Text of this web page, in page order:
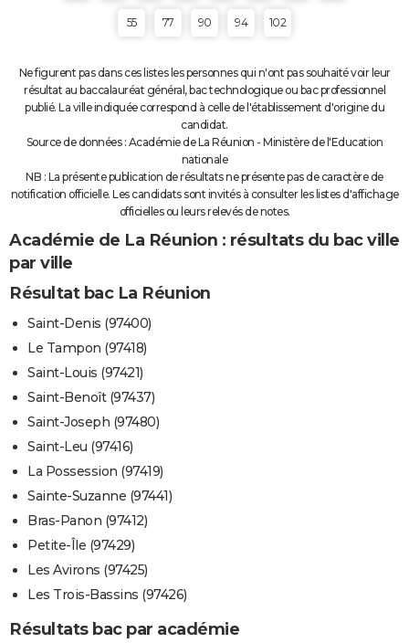
55 77 90 94 102
Ne figurent pas dans ces listes les personnes qui n'ont pas souhaité voir leur
résultat au baccalauréat général, bac technologique ou bac professionnel
publié. La ville indiquée correspond à celle de l'établissement d'origine du
candidat.
Source de données : Académie de La Réunion - Ministère de l'Education
nationale
NB : La présente publication de résultats ne présente pas de caractère de
notification officielle. Les candidats sont invités à consulter les listes d'affichage
officielles ou leurs relevés de notes.
Académie de La Réunion : résultats du bac ville
par ville
Résultat bac La Réunion
Saint-Denis (97400)
Le Tampon (97418)
Saint-Louis (97421)
Saint-Benoît (97437)
Saint-Joseph (97480)
Saint-Leu (97416)
La Possession (97419)
Sainte-Suzanne (97441)
Bras-Panon (97412)
Petite-Île (97429)
Les Avirons (97425)
Les Trois-Bassins (97426)
Résultats bac par académie